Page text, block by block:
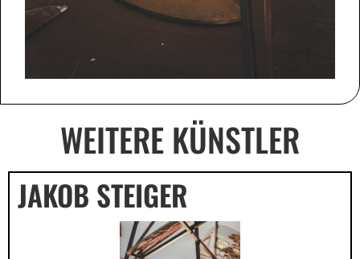
WEITERE KÜNSTLER
JAKOB STEIGER